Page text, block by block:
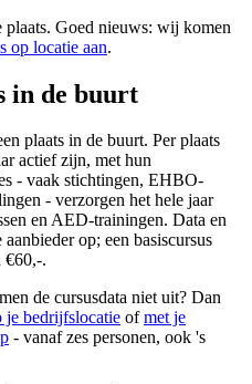
plaats. Goed nieuws: wij komen
op locatie aan.
in de buurt
plaats in de buurt. Per plaats
actief zijn, met hun
- vaak stichtingen, EHBO-
- verzorgen het hele jaar
en AED-trainingen. Data en
op; een basiscursus
€60,-.
de cursusdata niet uit? Dan
je bedrijfslocatie ofmet je
- vanaf zes personen, ook 's